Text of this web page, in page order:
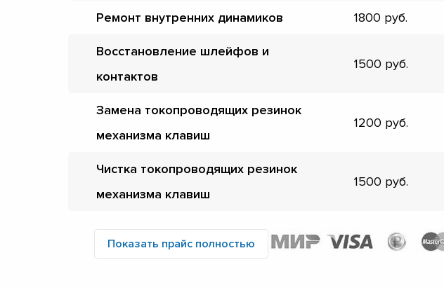
Ремонт внутренних динамиков 1800
Восстановление шлейфов и
контактов
1500
Замена токопроводящих резинок
механизма клавиш
1200
Чистка токопроводящих резинок
механизма клавиш
1500
Показать прайс полностью